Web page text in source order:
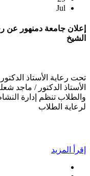
Jul
إعلان جامعة دمنهور عن
الشيخ
تحت رعاية الأستاذ
الأستاذ الدكتور / ماجد
والطلاب تنظم إدارة
لرعاية الطلاب
إقرأ المزيد